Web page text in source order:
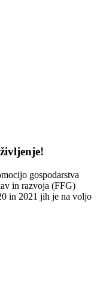
gospodarstva
in razvoja (FFG)
in 2021 jih je na voljo